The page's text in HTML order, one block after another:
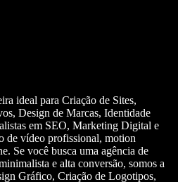
ideal para Criação de Sites,
Design de Marcas, Identidade
em SEO, Marketing Digital e
de vídeo profissional, motion
Se você busca uma agência de
e alta conversão, somos a
Gráfico, Criação de Logotipos,